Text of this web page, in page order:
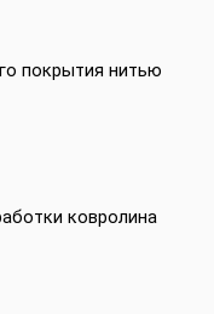
покрытия нитью
ковролина